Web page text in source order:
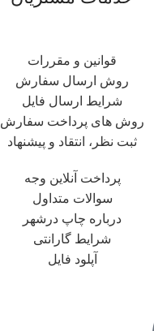
قوانین و مقررات
روش ارسال سفارش
شرایط ارسال فایل
روش های پرداخت سفارش
ثبت نظر، انتقاد و پیشنهاد
پرداخت آنلاین وجه
سوالات متداول
درباره چاپ درشهر
شرایط گارانتی
آپلود فایل